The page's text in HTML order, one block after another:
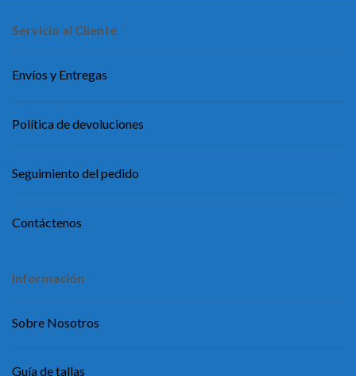
Servicio al Cliente
Envíos y Entregas
Política de devoluciones
Seguimiento del pedido
Contáctenos
Información
Sobre Nosotros
Guía de tallas